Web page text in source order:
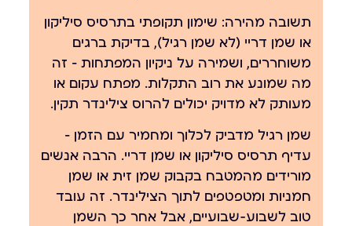
תשובה מהירה: שימון תקופתי בתרסיס סיליקון
או שמן דריי (לא שמן רגיל), בדיקת ברגים
משוחררים, ושמירה על ניקיון המפתחות — זה
מה שמונע את רוב התקלות. מפתח עקום או
מעותק לא מדויק יכולים להרוס צילינדר תקין.
שמן רגיל מדביק לכלוך ומחמיר עם הזמן —
עדיף תרסיס סיליקון או שמן דריי. הרבה אנשים
מורידים מהמטבח בקבוק שמן זית או שמן
חמניות ומטפטפים לתוך הצילינדר. זה עובד
טוב לשבוע-שבועיים, אבל אחר כך השמן